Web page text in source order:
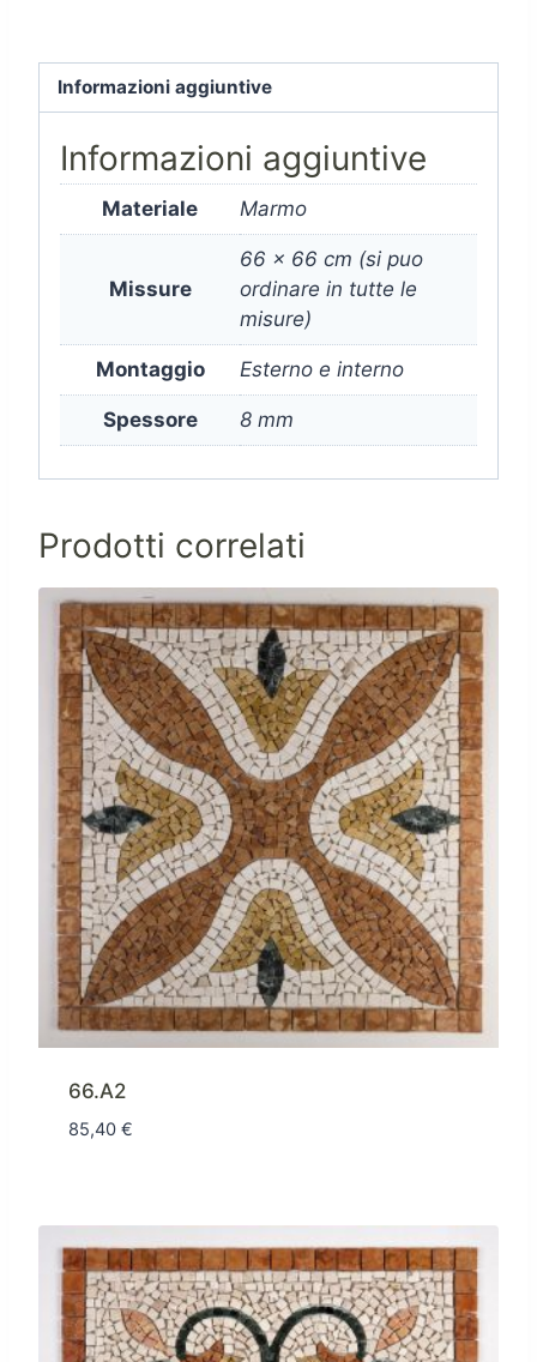
Informazioni aggiuntive
Informazioni aggiuntive
Materiale Marmo
Missure
66 x 66 cm (si puo
ordinare in tutte le
misure)
Montaggio Esterno e interno
Spessore 8 mm
Prodotti correlati
66.A2
85,40 €